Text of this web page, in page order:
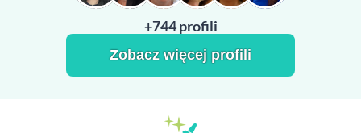
+744 profili
Zobacz więcej profili